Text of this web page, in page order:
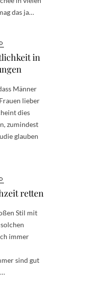
das ja…
in
Männer
lieber
dies
zumindest
glauben
retten
Stil mit
immer
sind gut